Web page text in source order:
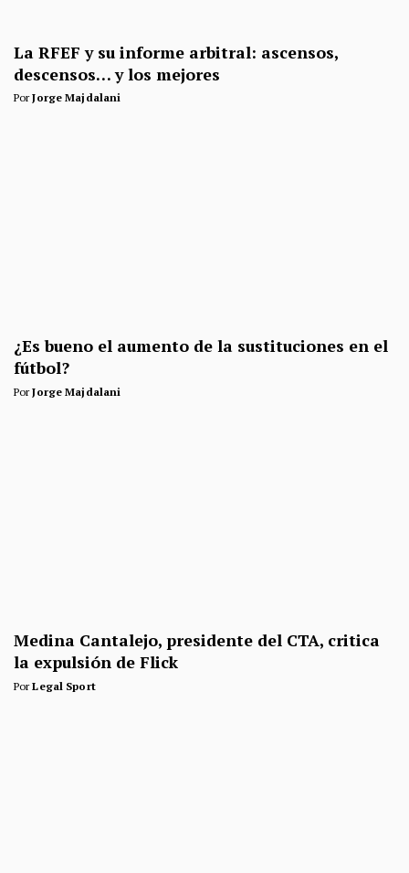
La RFEF y su informe arbitral: ascensos,
descensos… y los mejores
PorJorge Majdalani
¿Es bueno el aumento de la sustituciones en el
fútbol?
PorJorge Majdalani
Medina Cantalejo, presidente del CTA, critica
la expulsión de Flick
PorLegal Sport